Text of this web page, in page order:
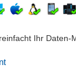
Ihr Daten-